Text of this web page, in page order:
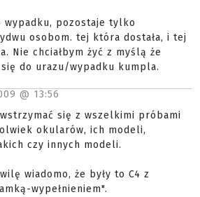
wypadku, pozostaje tylko
osobom. tej która dostała, i tej
Nie chciałbym żyć z myślą że
się do urazu/wypadku kumpla.
@ 13:56
się z wszelkimi próbami
okularów, ich modeli,
czy innych modeli.
wiadomo, że były to C4 z
wypełnieniem".